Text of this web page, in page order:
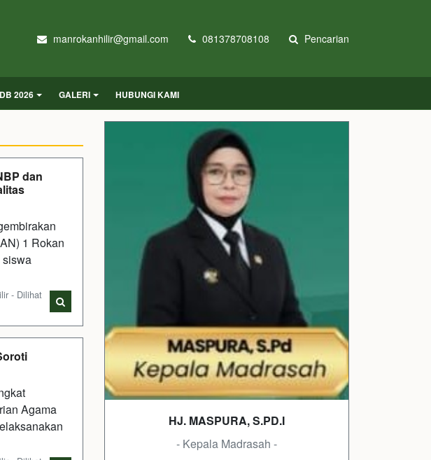
manrokanhilir@gmail.com 081378708108 Pencarian
2026 GALERI HUBUNGI KAMI
dan
1 Rokan
siswa
- Dilihat
Agama
HJ. MASPURA, S.PD.I
- Kepala Madrasah -